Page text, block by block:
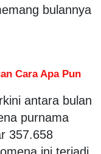
bulannya
Cara Apa Pun
antara bulan
purnama
357.658